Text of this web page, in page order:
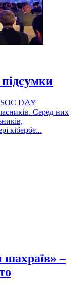
DAY
Серед них
кібербе...
шахраїв» –